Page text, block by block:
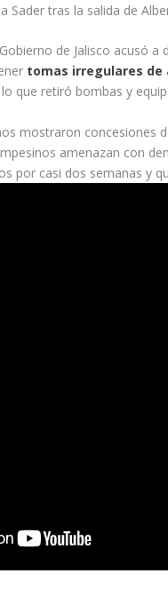
Sader tras la salida de
de Jalisco acusó
tomas irregulares de
que retiró bombas y
mostraron concesiones
amenazan con
por casi dos semanas y